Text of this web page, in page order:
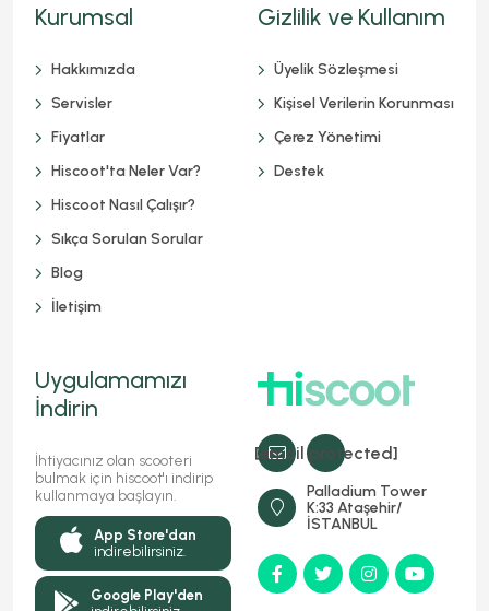
[email protected]
Palladium Tower
K:33 Ataşehir/
İSTANBUL
Kurumsal
Hakkımızda
Servisler
Fiyatlar
Hiscoot'ta Neler Var?
Hiscoot Nasıl Çalışır?
Sıkça Sorulan Sorular
Blog
İletişim
Gizlilik ve Kullanım
Üyelik Sözleşmesi
Kişisel Verilerin Korunması
Çerez Yönetimi
Destek
Uygulamamızı
İndirin
İhtiyacınız olan scooteri
bulmak için hiscoot'ı indirip
kullanmaya başlayın.
App Store'dan
indirebilirsiniz.
Google Play'den